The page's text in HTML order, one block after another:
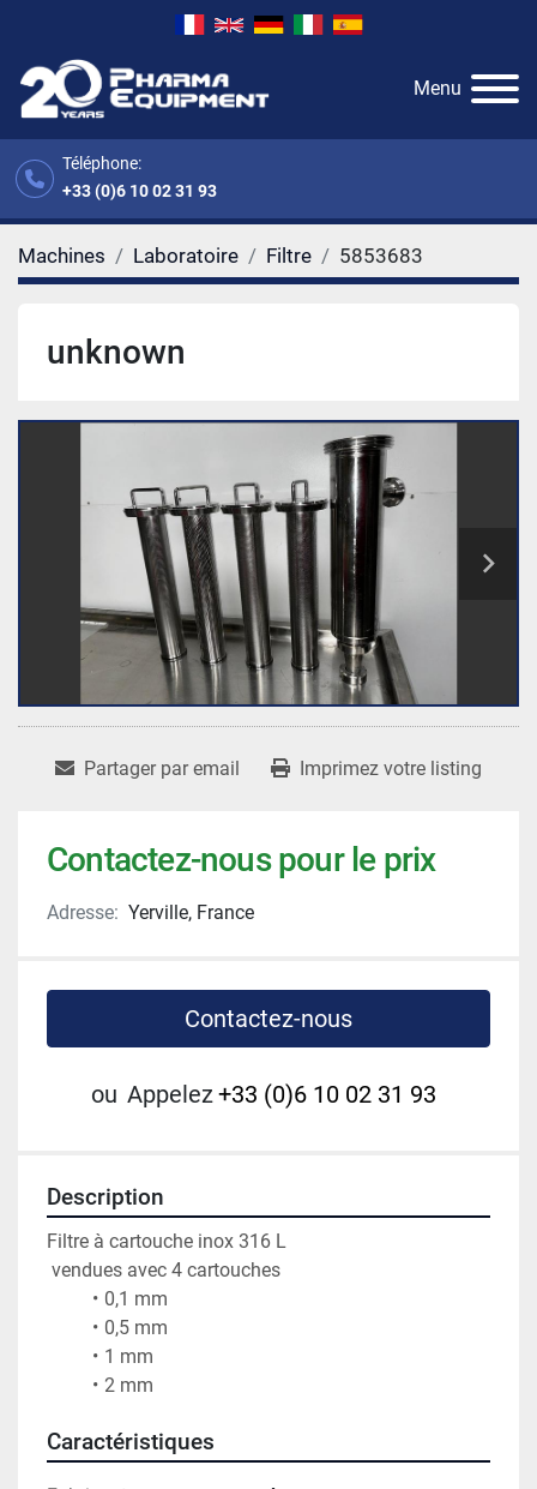
Téléphone:
+33 (0)6 10 02 31 93
Menu
Machines Laboratoire Filtre 5853683
unknown
Partager par email Imprimez votre listing
Contactez-nous pour le prix
Adresse: Yerville, France
Contactez-nous
ou Appelez+33 (0)6 10 02 31 93
Description
Filtre à cartouche inox 316 L
vendues avec 4 cartouches
0,1 mm
0,5 mm
1 mm
2 mm
Caractéristiques